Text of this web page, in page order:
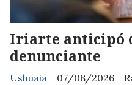
Iriarte anticipó
denunciante
Ushuaia
07/08/2026